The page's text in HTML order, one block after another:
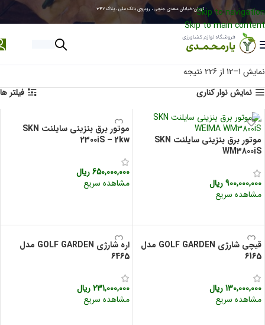
Skip to navigation
Skip to main content
تهران-خیابان سعدی جنوبی ، روبروی بانک ملی ، پلاک 347
نمایش 1–12 از 226 نتیجه
نمایش نوار کناری
فیلتر ها
موتور برق بنزینی سایلنت SKN
WM3800iS
900,000,000ریال
مشاهده سریع
موتور برق بنزینی سایلنت SKN
2300iS – 2kw
650,000,000 ریال
مشاهده سریع
قیچی شارژی GOLF GARDEN مدل
6165
130,000,000ریال
مشاهده سریع
اره شارژی GOLF GARDEN مدل
6465
231,000,000 ریال
مشاهده سریع
284267-021